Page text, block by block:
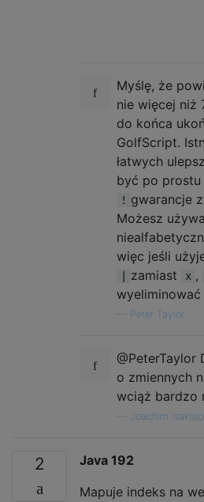
        }
        return bst;
private static
        n--;
        n |= n >> 1;
n |= n >>
n |= n >>
n |= n >>
n |= n >>
        n++;
private static
int[] list
Myślę, że
nie więcej niż
do końca
GolfScript.
łatwych
być po prostu
! gwarancje
Możesz
więc jeśli
zamiast x ,
wyeliminować
Peter Taylor
@PeterTaylor
o zmiennych
wciąż bardzo
Joachim
2
Java 192
Mapuje indeks na